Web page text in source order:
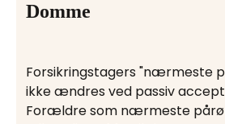
Domme
Forsikringstagers "nærmeste
ikke ændres ved passiv accept
Forældre som nærmeste